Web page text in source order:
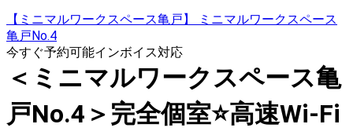
【ミニマルワークスペース亀戸】 ミニマルワークスペース
亀戸No.4
今すぐ予約可能インボイス対応
＜ミニマルワークスペース亀
戸No.4＞完全個室⭐️高速Wi-Fi